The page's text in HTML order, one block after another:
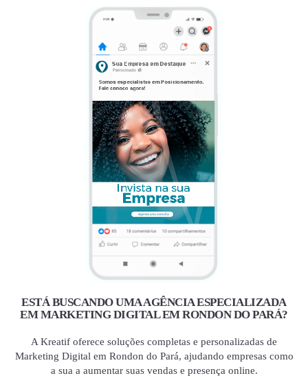
ESTÁ BUSCANDO UMA AGÊNCIA ESPECIALIZADA
EM MARKETING DIGITAL EM RONDON DO PARÁ?
A Kreatif oferece soluções completas e personalizadas de
Marketing Digital em Rondon do Pará, ajudando empresas como
a sua a aumentar suas vendas e presença online.